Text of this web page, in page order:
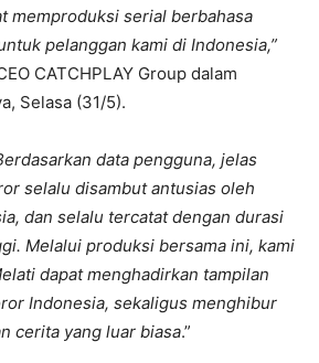
memproduksi serial berbahasa
pelanggan kami di Indonesia,”
CATCHPLAY Group dalam
Selasa (31/5).
data pengguna, jelas
selalu disambut antusias oleh
dan selalu tercatat dengan durasi
Melalui produksi bersama ini, kami
dapat menghadirkan tampilan
Indonesia, sekaligus menghibur
cerita yang luar biasa.”